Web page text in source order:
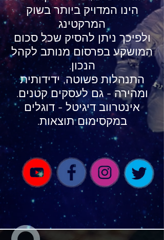
הינו המדויק ביותר בשוק
המרקטינג
ולפיכך ניתן להסיק שכל סכום
המושקע בפרסום מנותב לקהל
הנכון.
התנהלות פשוטה, ידידותית
ומהירה - גם לעסקים קטנים.
אינטרווב דיגיטל - דוגלים
במקסימום תוצאות.